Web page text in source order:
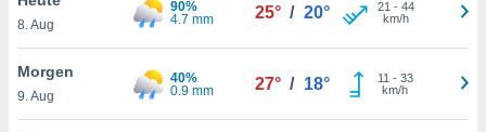
oder
Partner
es uns
das
der
8. Aug
90%
4.7 mm
25° / 20° 21 - 44
km/h
Morgen
9. Aug
40%
0.9 mm
27° / 18° 11 - 33
km/h